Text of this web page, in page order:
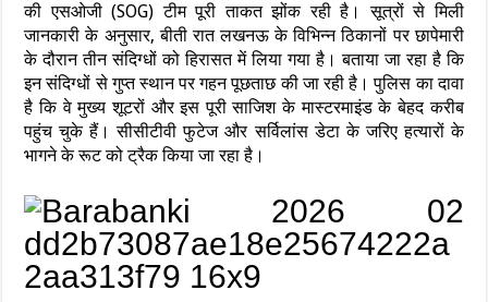
की एसओजी (SOG) टीम पूरी ताकत झोंक रही है। सूत्रों से मिली
जानकारी के अनुसार, बीती रात लखनऊ के विभिन्न ठिकानों पर छापेमारी
के दौरान तीन संदिग्धों को हिरासत में लिया गया है। बताया जा रहा है कि
इन संदिग्धों से गुप्त स्थान पर गहन पूछताछ की जा रही है। पुलिस का दावा
है कि वे मुख्य शूटरों और इस पूरी साजिश के मास्टरमाइंड के बेहद करीब
पहुंच चुके हैं। सीसीटीवी फुटेज और सर्विलांस डेटा के जरिए हत्यारों के
भागने के रूट को ट्रैक किया जा रहा है।